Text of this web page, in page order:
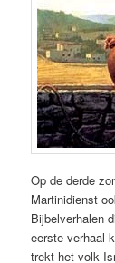
Op de derde
Martinidienst
Bijbelverhalen
eerste verhaal
trekt het volk